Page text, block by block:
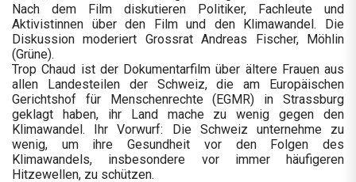
Nach dem Film diskutieren Politiker, Fachleute und
Aktivistinnen über den Film und den Klimawandel. Die
Diskussion moderiert Grossrat Andreas Fischer, Möhlin
(Grüne).
Trop Chaud ist der Dokumentarfilm über ältere Frauen aus
allen Landesteilen der Schweiz, die am Europäischen
Gerichtshof für Menschenrechte (EGMR) in Strassburg
geklagt haben, ihr Land mache zu wenig gegen den
Klimawandel. Ihr Vorwurf: Die Schweiz unternehme zu
wenig, um ihre Gesundheit vor den Folgen des
Klimawandels, insbesondere vor immer häufigeren
Hitzewellen, zu schützen.